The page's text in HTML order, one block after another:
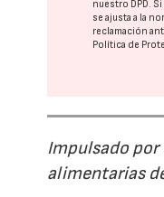
nuestro DPD.
se ajusta a la
reclamación
Política de
Impulsado
alimentarias